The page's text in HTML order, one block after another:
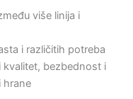
više linija i
i različitih potreba
kvalitet, bezbednost i
hrane